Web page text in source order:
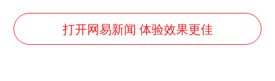
宇树科技 打新
美股三大指数集体收跌 西数跌超13%
打开网易新闻 体验效果更佳